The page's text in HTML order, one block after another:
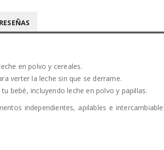
RESEÑAS
en polvo y cereales.
verter la leche sin que se derrame.
bebé, incluyendo leche en polvo y papillas.
independientes, apilables e